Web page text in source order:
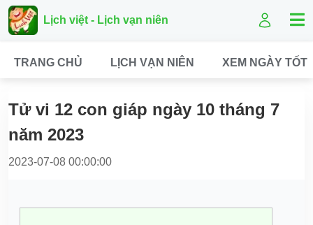
Lịch việt - Lịch vạn niên
TRANG CHỦ LỊCH VẠN NIÊN XEM NGÀY TỐT
Tử vi 12 con giáp ngày 10 tháng 7
năm 2023
2023-07-08 00:00:00